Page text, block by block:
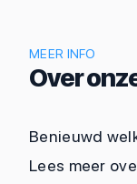
MEER INFO
Over
Benieuwd
Lees meer